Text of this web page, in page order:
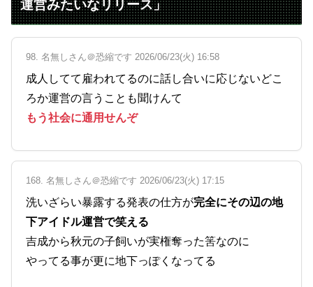
運営みたいなリリース」
98. 名無しさん＠恐縮です 2026/06/23(火) 16:58
成人してて雇われてるのに話し合いに応じないどこ
ろか運営の言うことも聞けんて
もう社会に通用せんぞ
168. 名無しさん＠恐縮です 2026/06/23(火) 17:15
洗いざらい暴露する発表の仕方が完全にその辺の地
下アイドル運営で笑える
吉成から秋元の子飼いが実権奪った筈なのに
やってる事が更に地下っぽくなってる